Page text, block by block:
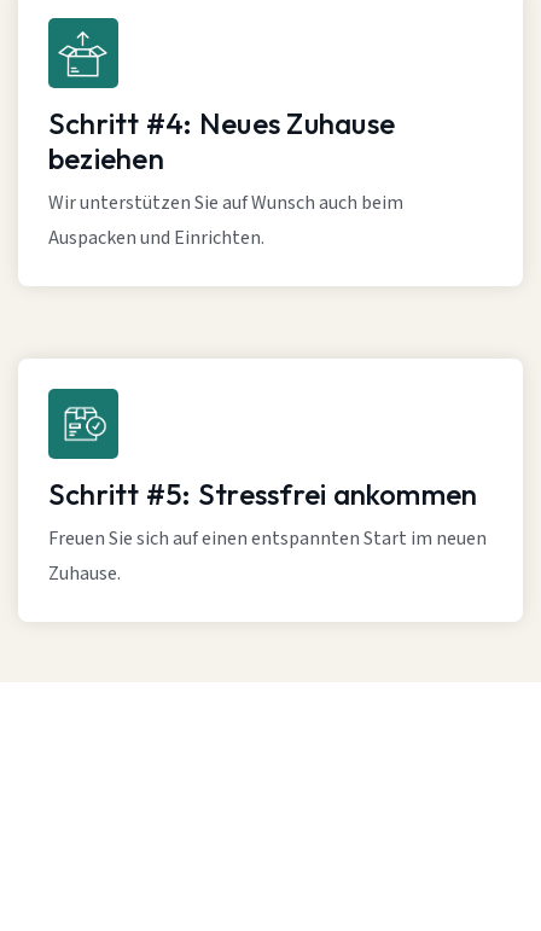
Schritt #4: Neues Zuhause
beziehen
Wir unterstützen Sie auf Wunsch auch beim
Auspacken und Einrichten.
Schritt #5: Stressfrei ankommen
Freuen Sie sich auf einen entspannten Start im neuen
Zuhause.